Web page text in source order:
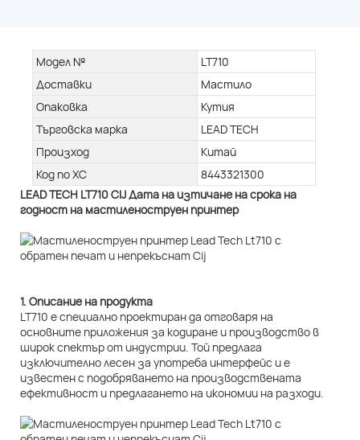
Модел №
LT710
Доставки
Мастило
Опаковка
Кутия
Търговска марка
LEAD TECH
Произход
Китай
Код по ХС
8443321300
LEAD TECH LT710 CIJ Дата на изтичане на срока на
годност на мастиленоструен принтер
1. Описание на продукта
LT710 е специално проектиран да отговаря на
основните приложения за кодиране и производство в
широк спектър от индустрии. Той предлага
изключително лесен за употреба интерфейс и е
известен с подобряването на производствената
ефективност и предлагането на икономии на разходи.